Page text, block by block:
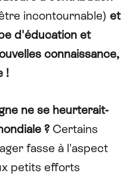
incontournable) et
d'éducation et
connaissance,
!
ne se heurterait-
?Certains
fasse à l'aspect
petits efforts